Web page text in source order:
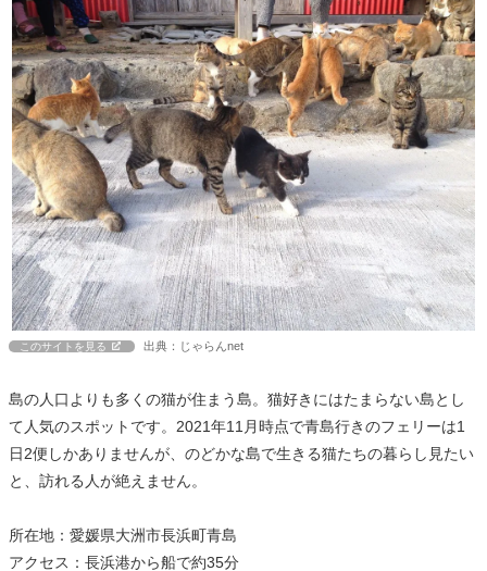
このサイトを見る 出典：じゃらんnet
島の人口よりも多くの猫が住まう島。猫好きにはたまらない島とし
て人気のスポットです。2021年11月時点で青島行きのフェリーは1
日2便しかありませんが、のどかな島で生きる猫たちの暮らし見たい
と、訪れる人が絶えません。
所在地：愛媛県大洲市長浜町青島
アクセス：長浜港から船で約35分